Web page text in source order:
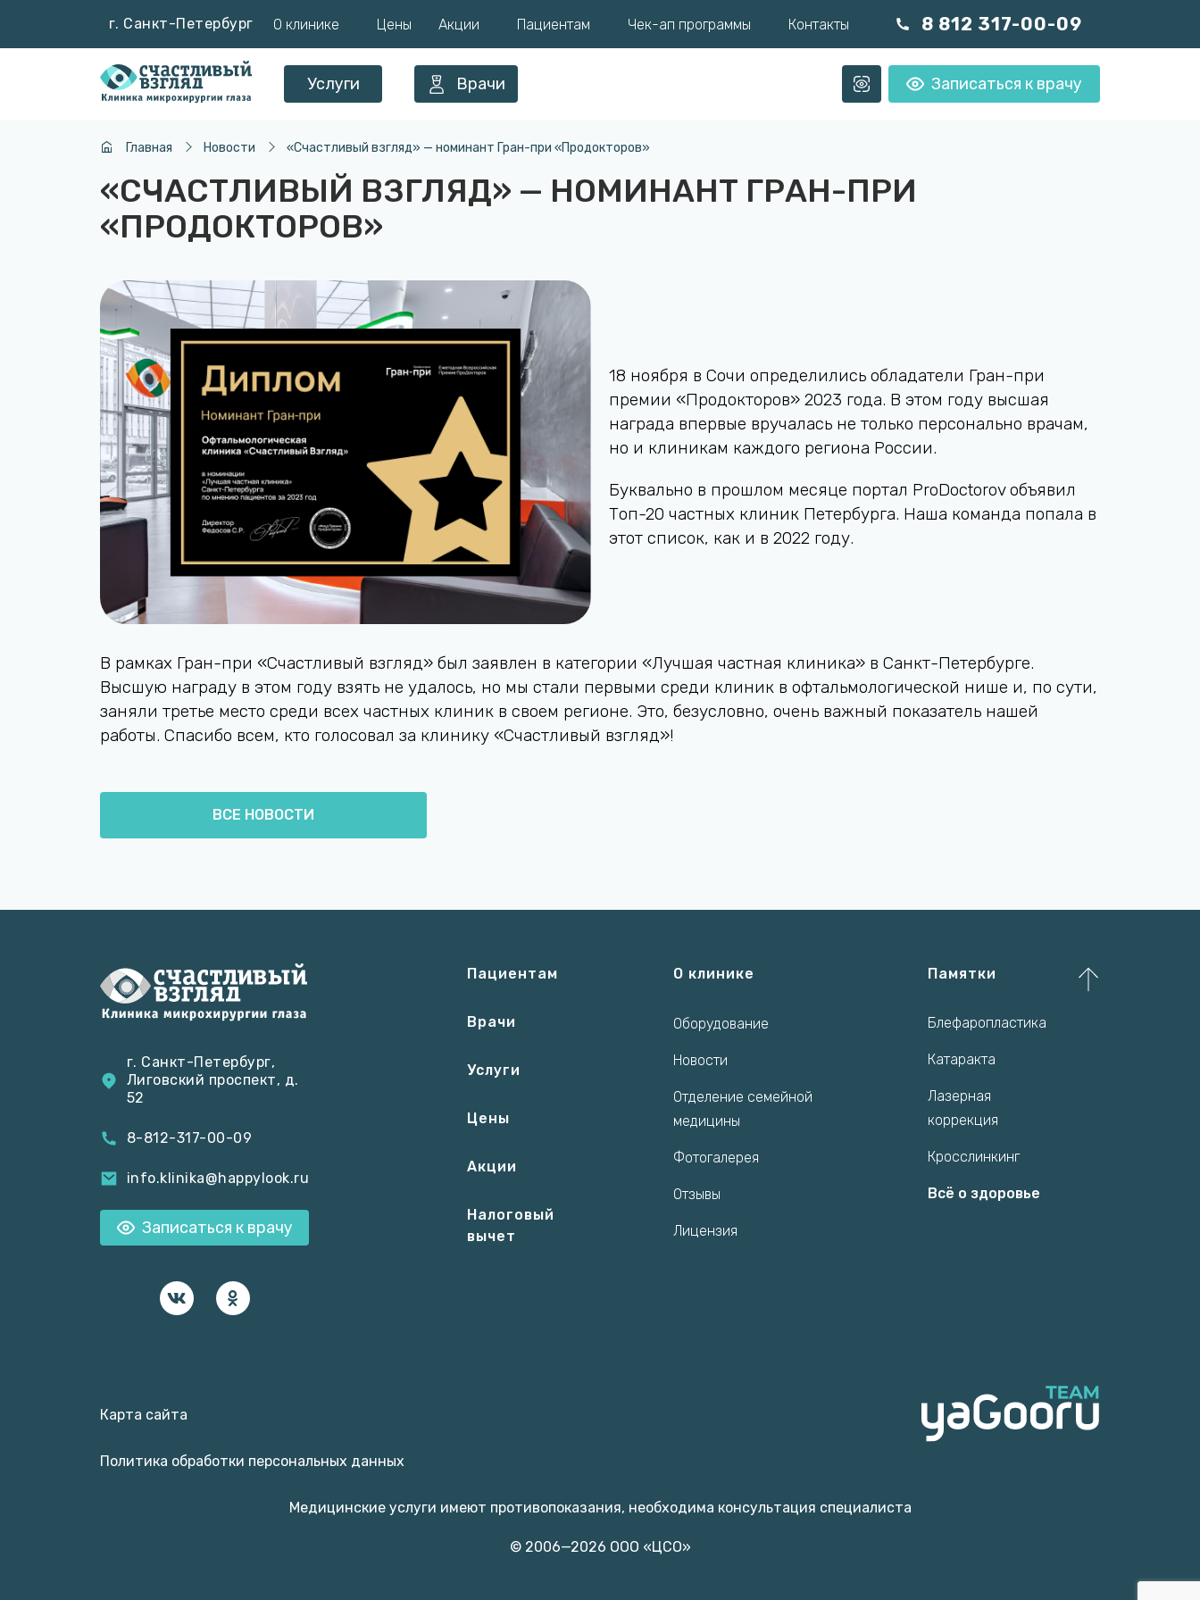
г. Санкт-Петербург О клинике Цены Акции Пациентам Чек-ап программы Контакты 8 812 317-00-09
Услуги Врачи Записаться к врачу
Главная Новости «Cчастливый взгляд» — номинант Гран-при «Продокторов»
«CЧАСТЛИВЫЙ ВЗГЛЯД» — НОМИНАНТ ГРАН-ПРИ
«ПРОДОКТОРОВ»
18 ноября в Сочи определились обладатели Гран-при
премии «Продокторов» 2023 года. В этом году высшая
награда впервые вручалась не только персонально врачам,
но и клиникам каждого региона России.
Буквально в прошлом месяце портал ProDoctorov объявил
Топ-20 частных клиник Петербурга. Наша команда попала в
этот список, как и в 2022 году.
В рамках Гран-при «Счастливый взгляд» был заявлен в категории «Лучшая частная клиника» в Санкт-Петербурге.
Высшую награду в этом году взять не удалось, но мы стали первыми среди клиник в офтальмологической нише и, по сути,
заняли третье место среди всех частных клиник в своем регионе. Это, безусловно, очень важный показатель нашей
работы. Спасибо всем, кто голосовал за клинику «Счастливый взгляд»!
ВСЕ НОВОСТИ
г. Санкт-Петербург,
Лиговский проспект, д.
52
8-812-317-00-09
info.klinika@happylook.ru
Записаться к врачу
Пациентам
Врачи
Услуги
Цены
Акции
Налоговый
вычет
О клинике
Оборудование
Новости
Отделение семейной
медицины
Фотогалерея
Отзывы
Лицензия
Памятки
Блефаропластика
Катаракта
Лазерная
коррекция
Кросслинкинг
Всё о здоровье
Карта сайта
Политика обработки персональных данных
Медицинские услуги имеют противопоказания, необходима консультация специалиста
© 2006—2026 ООО «ЦСО»